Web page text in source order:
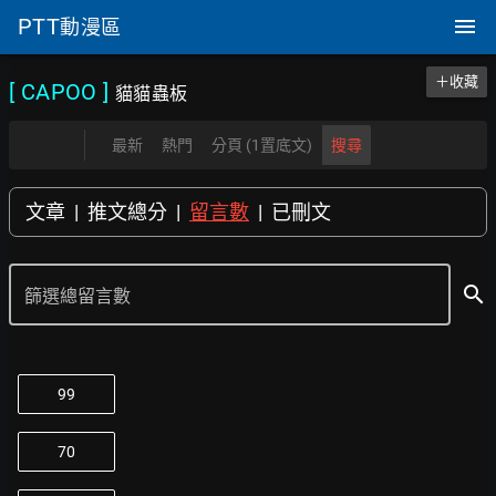
PTT動漫區
[ CAPOO ]貓貓蟲板
＋收藏
最新 熱門 分頁 (1置底文) 搜尋
文章 | 推文總分 | 留言數 | 已刪文
篩選總留言數 search
99
70